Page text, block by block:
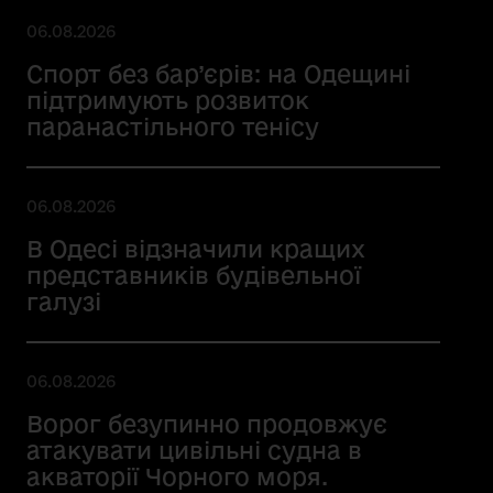
06.08.2026
Спорт без бар’єрів: на Одещині
підтримують розвиток
паранастільного тенісу
06.08.2026
В Одесі відзначили кращих
представників будівельної
галузі
06.08.2026
Ворог безупинно продовжує
атакувати цивільні судна в
акваторії Чорного моря.